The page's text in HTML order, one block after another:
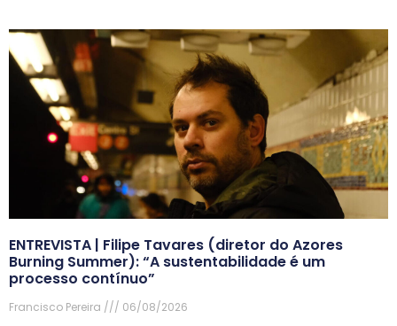
ENTREVISTA | Filipe Tavares (diretor do Azores
Burning Summer): “A sustentabilidade é um
processo contínuo”
Francisco Pereira 06/08/2026